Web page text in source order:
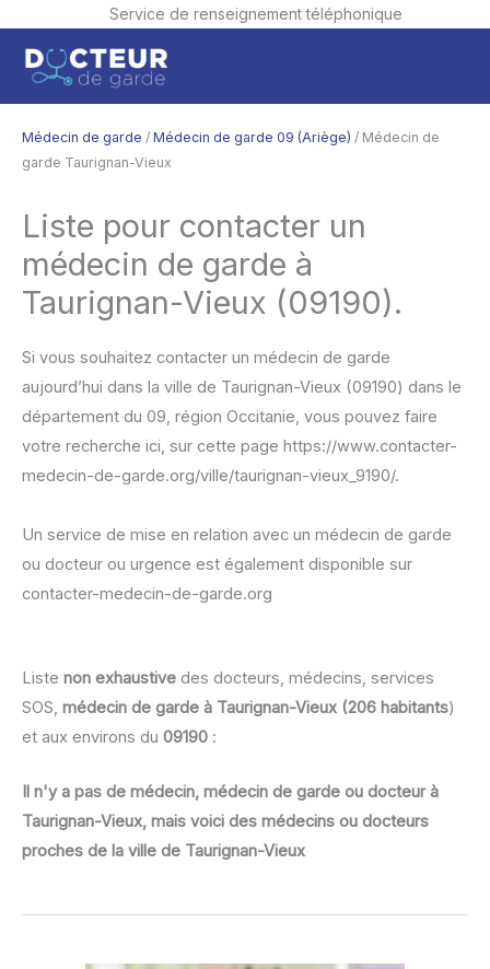
Service de renseignement téléphonique
contenu
Médecin de garde / Médecin de garde 09 (Ariège) / Médecin de
garde Taurignan-Vieux
Liste pour contacter un
médecin de garde à
Taurignan-Vieux (09190).
Si vous souhaitez contacter un médecin de garde
aujourd’hui dans la ville de Taurignan-Vieux (09190) dans le
département du 09, région Occitanie, vous pouvez faire
votre recherche ici, sur cette page https://www.contacter-
medecin-de-garde.org/ville/taurignan-vieux_9190/.
Un service de mise en relation avec un médecin de garde
ou docteur ou urgence est également disponible sur
contacter-medecin-de-garde.org
Liste non exhaustive des docteurs, médecins, services
SOS, médecin de garde à Taurignan-Vieux (206 habitants)
et aux environs du 09190 :
Il n'y a pas de médecin, médecin de garde ou docteur à
Taurignan-Vieux, mais voici des médecins ou docteurs
proches de la ville de Taurignan-Vieux